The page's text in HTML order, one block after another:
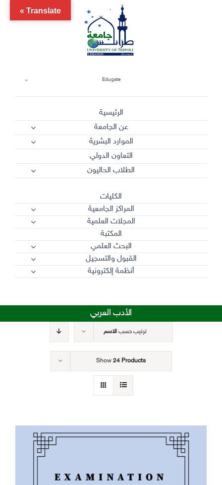
Edugate
الرئيسية
عن الجامعة
الموارد البشرية
التعاون الدولي
الطلاب الحاليون
الكليات
المراكز الجامعية
المجلات العلمية
المكتبة
البحث العلمي
القبول والتسجيل
أنظمة إلكترونية
الأدب العربي
ترتيب حسبالاسم
Show 24 Products
Translate »